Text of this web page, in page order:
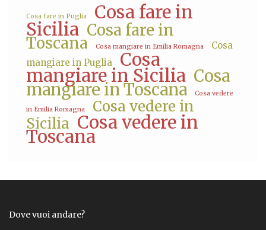
Cosa fare in Puglia Cosa fare in
Sicilia Cosa fare in
Toscana Cosa mangiare in Emilia Romagna
Cosa
mangiare in Puglia
Cosa
mangiare in Sicilia Cosa
mangiare in Toscana Cosa vedere
in Emilia Romagna
Cosa vedere in
Sicilia Cosa vedere in
Toscana
Dove vuoi andare?